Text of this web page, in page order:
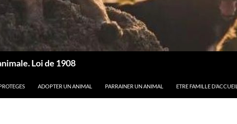
Loi de 1908
ADOPTER UN ANIMAL PARRAINER UN ANIMAL ETRE FAMILLE D’ACCUEIL